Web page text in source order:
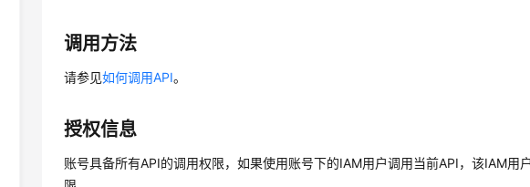
调用方法
请参见如何调用API。
授权信息
账号具备所有API的调用权限，如果使用账号下的IAM用户调用当前API，该IAM用